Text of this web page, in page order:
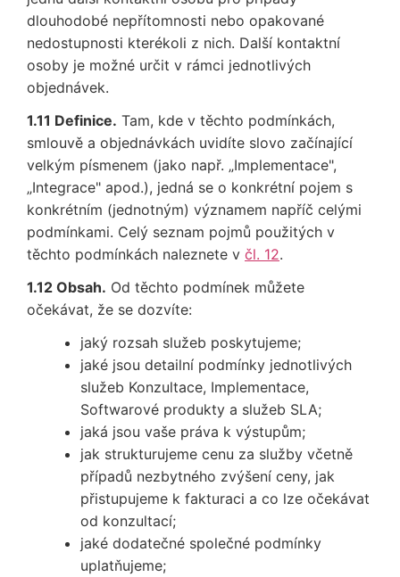
dlouhodobé nepřítomnosti nebo opakované
nedostupnosti kterékoli z nich. Další kontaktní
osoby je možné určit v rámci jednotlivých
objednávek.
1.11 Definice. Tam, kde v těchto podmínkách,
smlouvě a objednávkách uvidíte slovo začínající
velkým písmenem (jako např. „Implementace",
„Integrace" apod.), jedná se o konkrétní pojem s
konkrétním (jednotným) významem napříč celými
podmínkami. Celý seznam pojmů použitých v
těchto podmínkách naleznete v čl. 12.
1.12 Obsah. Od těchto podmínek můžete
očekávat, že se dozvíte:
jaký rozsah služeb poskytujeme;
jaké jsou detailní podmínky jednotlivých
služeb Konzultace, Implementace,
Softwarové produkty a služeb SLA;
jaká jsou vaše práva k výstupům;
jak strukturujeme cenu za služby včetně
případů nezbytného zvýšení ceny, jak
přistupujeme k fakturaci a co lze očekávat
od konzultací;
jaké dodatečné společné podmínky
uplatňujeme;